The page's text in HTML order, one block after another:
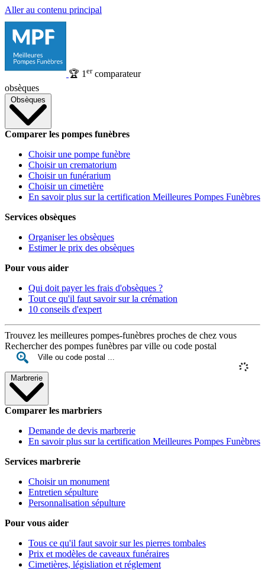
Aller au contenu principal
🏆 1 ercomparateur
obsèques
Obsèques
Comparer les pompes funèbres
Choisir une pompe funèbre
Choisir un crematorium
Choisir un funérarium
Choisir un cimetière
En savoir plus sur la certification Meilleures Pompes Funèbres
Services obsèques
Organiser les obsèques
Estimer le prix des obsèques
Pour vous aider
Qui doit payer les frais d'obsèques ?
Tout ce qu'il faut savoir sur la crémation
10 conseils d'expert
Trouvez les meilleures pompes-funèbres proches de chez vous
Rechercher des pompes funèbres par ville ou code postal
Marbrerie
Comparer les marbriers
Demande de devis marbrerie
En savoir plus sur la certification Meilleures Pompes Funèbres
Services marbrerie
Choisir un monument
Entretien sépulture
Personnalisation sépulture
Pour vous aider
Tous ce qu'il faut savoir sur les pierres tombales
Prix et modèles de caveaux funéraires
Cimetières, législiation et réglement